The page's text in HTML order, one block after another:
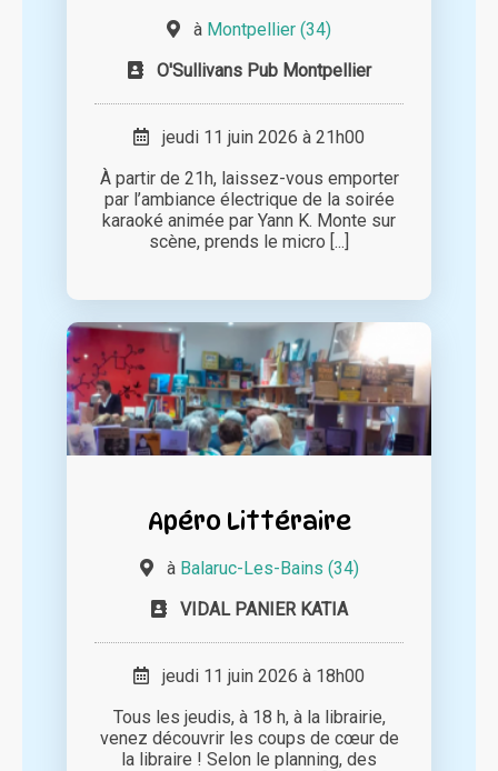
à Montpellier (34)
O'Sullivans Pub Montpellier
jeudi 11 juin 2026 à 21h00
À partir de 21h, laissez-vous emporter
par l’ambiance électrique de la soirée
karaoké animée par Yann K. Monte sur
scène, prends le micro [...]
Apéro Littéraire
à Balaruc-Les-Bains (34)
VIDAL PANIER KATIA
jeudi 11 juin 2026 à 18h00
Tous les jeudis, à 18 h, à la librairie,
venez découvrir les coups de cœur de
la libraire ! Selon le planning, des